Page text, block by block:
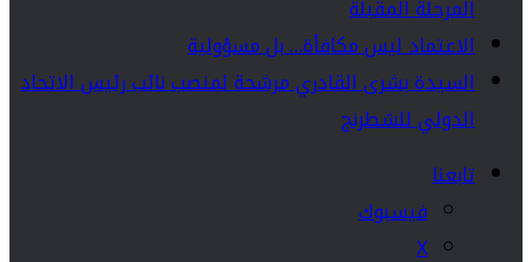
المرحلة المقبلة
الاعتماد ليس مكافأة… بل مسؤولية
السيدة بشرى القادري مرشحة لمنصب نائب رئيس الاتحاد
الدولي للشطرنج
تابعنا
فيسبوك
‫X